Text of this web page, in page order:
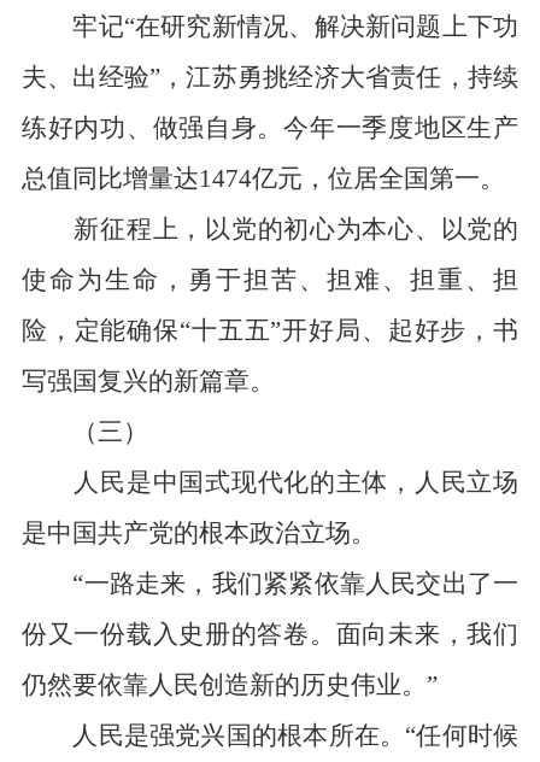
牢记“在研究新情况、解决新问题上下功
夫、出经验”，江苏勇挑经济大省责任，持续
练好内功、做强自身。今年一季度地区生产
总值同比增量达1474亿元，位居全国第一。
新征程上，以党的初心为本心、以党的
使命为生命，勇于担苦、担难、担重、担
险，定能确保“十五五”开好局、起好步，书
写强国复兴的新篇章。
（三）
人民是中国式现代化的主体，人民立场
是中国共产党的根本政治立场。
“一路走来，我们紧紧依靠人民交出了一
份又一份载入史册的答卷。面向未来，我们
仍然要依靠人民创造新的历史伟业。”
人民是强党兴国的根本所在。“任何时候